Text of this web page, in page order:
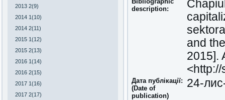
2013 2(9)
2014 1(10)
2014 2(11)
2015 1(12)
2015 2(13)
2016 1(14)
2016 2(15)
2017 1(16)
2017 2(17)
description:
and
2015].
Дата публікації:
(Date of
publication)
24-